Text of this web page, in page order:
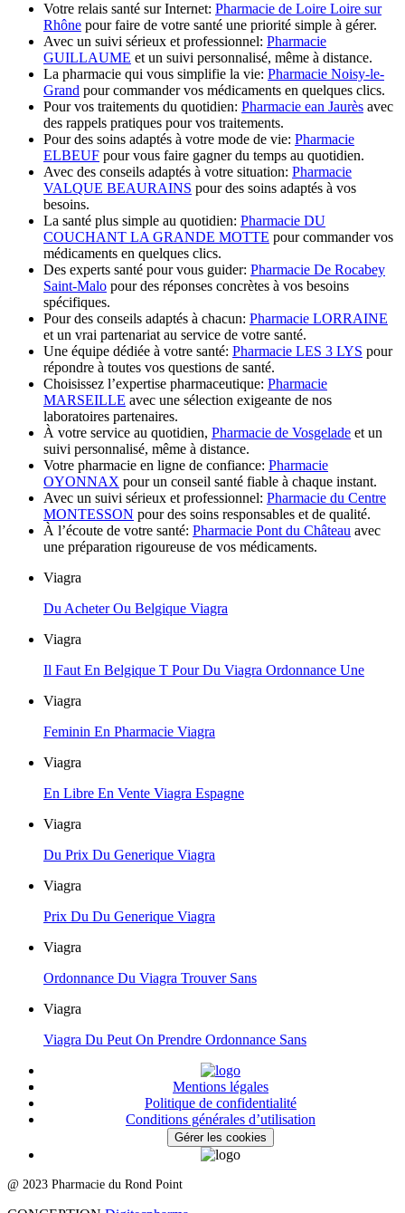
Votre relais santé sur Internet: Pharmacie de Loire Loire sur
Rhône pour faire de votre santé une priorité simple à gérer.
Avec un suivi sérieux et professionnel: Pharmacie
GUILLAUME et un suivi personnalisé, même à distance.
La pharmacie qui vous simplifie la vie: Pharmacie Noisy-le-
Grand pour commander vos médicaments en quelques clics.
Pour vos traitements du quotidien: Pharmacie ean Jaurès avec
des rappels pratiques pour vos traitements.
Pour des soins adaptés à votre mode de vie: Pharmacie
ELBEUF pour vous faire gagner du temps au quotidien.
Avec des conseils adaptés à votre situation: Pharmacie
VALQUE BEAURAINS pour des soins adaptés à vos
besoins.
La santé plus simple au quotidien: Pharmacie DU
COUCHANT LA GRANDE MOTTE pour commander vos
médicaments en quelques clics.
Des experts santé pour vous guider: Pharmacie De Rocabey
Saint-Malo pour des réponses concrètes à vos besoins
spécifiques.
Pour des conseils adaptés à chacun: Pharmacie LORRAINE
et un vrai partenariat au service de votre santé.
Une équipe dédiée à votre santé: Pharmacie LES 3 LYS pour
répondre à toutes vos questions de santé.
Choisissez l’expertise pharmaceutique: Pharmacie
MARSEILLE avec une sélection exigeante de nos
laboratoires partenaires.
À votre service au quotidien, Pharmacie de Vosgelade et un
suivi personnalisé, même à distance.
Votre pharmacie en ligne de confiance: Pharmacie
OYONNAX pour un conseil santé fiable à chaque instant.
Avec un suivi sérieux et professionnel: Pharmacie du Centre
MONTESSON pour des soins responsables et de qualité.
À l’écoute de votre santé: Pharmacie Pont du Château avec
une préparation rigoureuse de vos médicaments.
Viagra
Du Acheter Ou Belgique Viagra
Viagra
Il Faut En Belgique T Pour Du Viagra Ordonnance Une
Viagra
Feminin En Pharmacie Viagra
Viagra
En Libre En Vente Viagra Espagne
Viagra
Du Prix Du Generique Viagra
Viagra
Prix Du Du Generique Viagra
Viagra
Ordonnance Du Viagra Trouver Sans
Viagra
Viagra Du Peut On Prendre Ordonnance Sans
Mentions légales
Politique de confidentialité
Conditions générales d’utilisation
Gérer les cookies
@ 2023 Pharmacie du Rond Point